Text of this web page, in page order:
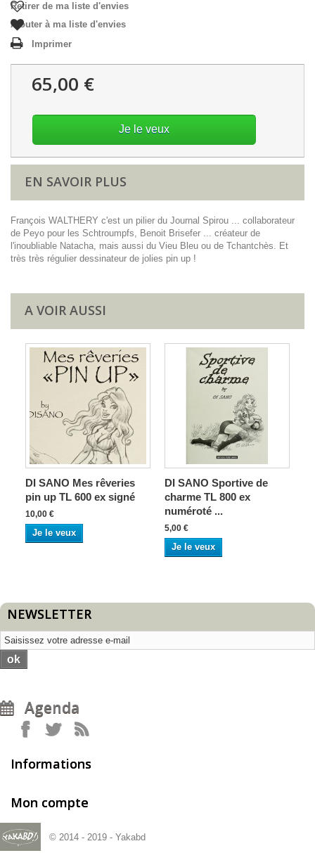
Retirer de ma liste d'envies
Ajouter à ma liste d'envies
Imprimer
65,00 €
Je le veux
EN SAVOIR PLUS
François WALTHERY c'est un pilier du Journal Spirou ... collaborateur
de Peyo pour les Schtroumpfs, Benoit Brisefer ... créateur de
l'inoubliable Natacha, mais aussi du Vieu Bleu ou de Tchantchès. Et
très très régulier dessinateur de jolies pin up !
A VOIR AUSSI
DI SANO Mes rêveries
pin up TL 600 ex signé
10,00 €
Je le veux
DI SANO Sportive de
charme TL 800 ex
numéroté ...
5,00 €
Je le veux
NEWSLETTER
ok
Agenda
Informations
© 2014 - 2019 - Yakabd
Mon compte